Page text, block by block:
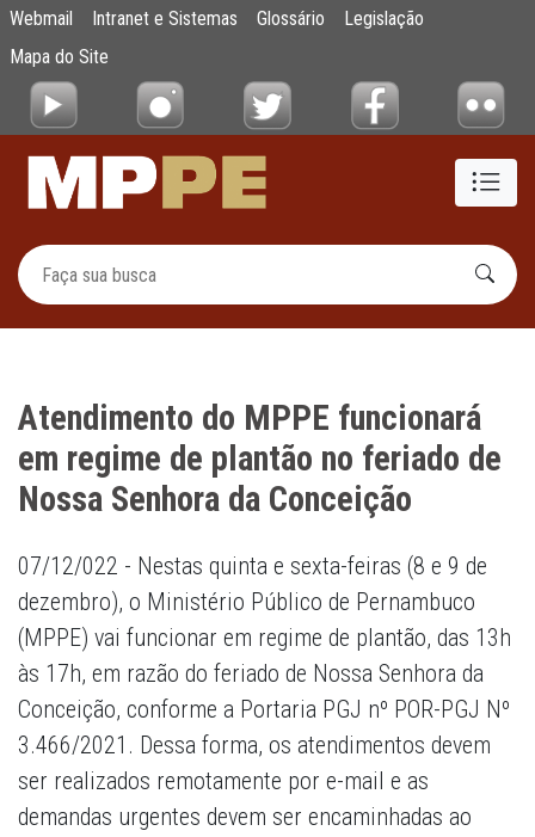
Pular para o Conteúdo principal
Atendimento do MPPE funcionará em
Webmail Intranet e Sistemas Glossário
Legislação
Mapa do Site
Atendimento do MPPE funcionará
em regime de plantão no feriado de
Nossa Senhora da Conceição
07/12/022 - Nestas quinta e sexta-feiras (8 e 9 de
dezembro), o Ministério Público de Pernambuco
(MPPE) vai funcionar em regime de plantão, das 13h
às 17h, em razão do feriado de Nossa Senhora da
Conceição, conforme a Portaria PGJ nº POR-PGJ Nº
3.466/2021. Dessa forma, os atendimentos devem
ser realizados remotamente por e-mail e as
demandas urgentes devem ser encaminhadas ao